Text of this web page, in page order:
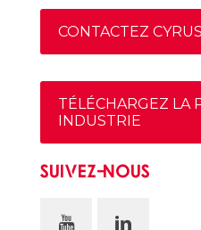
CONTACTEZ
TÉLÉCHARGEZ LA
INDUSTRIE
SUIVEZ-NOUS